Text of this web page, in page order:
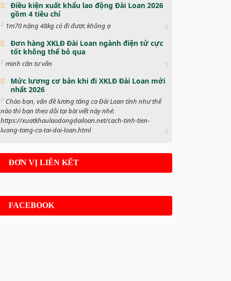
Điều kiện xuất khẩu lao động Đài Loan 2026
gồm 4 tiêu chí
1m70 nặng 48kg có đi được không ạ
Đơn hàng XKLĐ Đài Loan ngành điện tử cực
tốt không thể bỏ qua
minh cân tư vấn
Mức lương cơ bản khi đi XKLĐ Đài Loan mới
nhất 2026
Chào bạn, vấn đề lương tăng ca Đài Loan tính như thế
nào thì bạn theo dõi tại bài viết này nhé:
https://xuatkhaulaodongdailoan.net/cach-tinh-tien-
luong-tang-ca-tai-dai-loan.html
ĐƠN VỊ LIÊN KẾT
FACEBOOK